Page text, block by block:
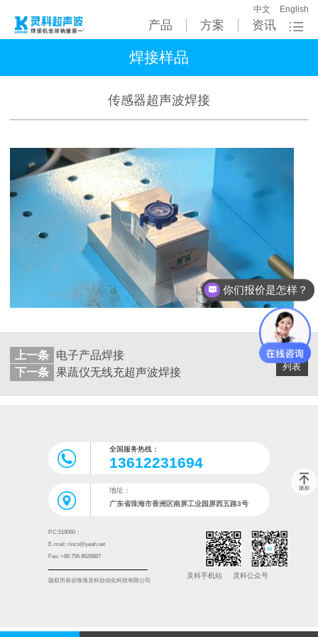
产品 方案 资讯
中文 English
焊接样品
传感器超声波焊接
返回
列表
上一条
电子产品焊接
下一条 果蔬仪无线充超声波焊接
全国服务热线：
13612231694
地址：
广东省珠海市香洲区南屏工业园屏西五路3号
P.C:519060：
E-mail: rinco@yeah.net
Fax: +86 756 8626887
版权所有@珠海灵科自动化科技有限公司
灵科手机站 灵科公众号
你们报价是怎样？